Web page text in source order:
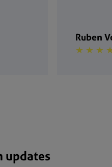
Ruben
★ ★ ★
updates